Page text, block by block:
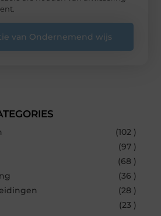
van Ondernemend wijs
(102 )
(97 )
(68 )
(36 )
(28 )
(23 )